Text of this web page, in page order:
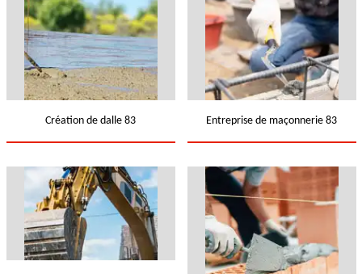
Création de dalle 83 Entreprise de maçonnerie 83